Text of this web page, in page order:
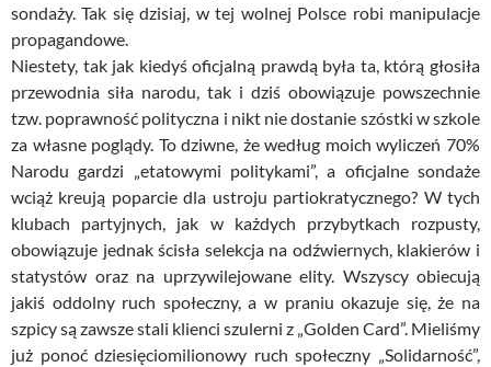
sondaży. Tak się dzisiaj, w tej wolnej Polsce robi manipulacje
propagandowe.
Niestety, tak jak kiedyś oficjalną prawdą była ta, którą głosiła
przewodnia siła narodu, tak i dziś obowiązuje powszechnie
tzw. poprawność polityczna i nikt nie dostanie szóstki w szkole
za własne poglądy. To dziwne, że według moich wyliczeń 70%
Narodu gardzi „etatowymi politykami”, a oficjalne sondaże
wciąż kreują poparcie dla ustroju partiokratycznego? W tych
klubach partyjnych, jak w każdych przybytkach rozpusty,
obowiązuje jednak ścisła selekcja na odźwiernych, klakierów i
statystów oraz na uprzywilejowane elity. Wszyscy obiecują
jakiś oddolny ruch społeczny, a w praniu okazuje się, że na
szpicy są zawsze stali klienci szulerni z „Golden Card”. Mieliśmy
już ponoć dziesięciomilionowy ruch społeczny „Solidarność”,